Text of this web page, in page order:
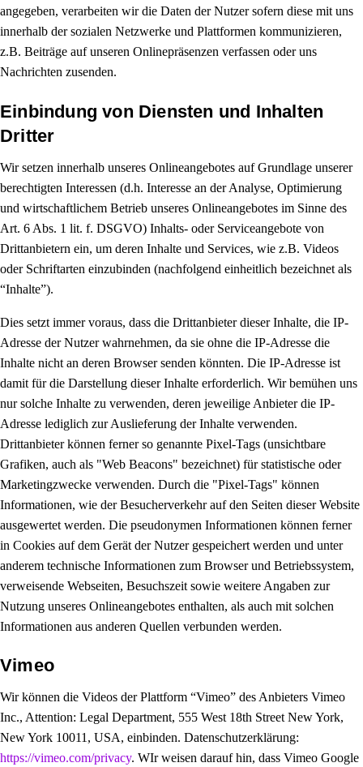
angegeben, verarbeiten wir die Daten der Nutzer sofern diese mit uns
innerhalb der sozialen Netzwerke und Plattformen kommunizieren,
z.B. Beiträge auf unseren Onlinepräsenzen verfassen oder uns
Nachrichten zusenden.
Einbindung von Diensten und Inhalten
Dritter
Wir setzen innerhalb unseres Onlineangebotes auf Grundlage unserer
berechtigten Interessen (d.h. Interesse an der Analyse, Optimierung
und wirtschaftlichem Betrieb unseres Onlineangebotes im Sinne des
Art. 6 Abs. 1 lit. f. DSGVO) Inhalts- oder Serviceangebote von
Drittanbietern ein, um deren Inhalte und Services, wie z.B. Videos
oder Schriftarten einzubinden (nachfolgend einheitlich bezeichnet als
“Inhalte”).
Dies setzt immer voraus, dass die Drittanbieter dieser Inhalte, die IP-
Adresse der Nutzer wahrnehmen, da sie ohne die IP-Adresse die
Inhalte nicht an deren Browser senden könnten. Die IP-Adresse ist
damit für die Darstellung dieser Inhalte erforderlich. Wir bemühen uns
nur solche Inhalte zu verwenden, deren jeweilige Anbieter die IP-
Adresse lediglich zur Auslieferung der Inhalte verwenden.
Drittanbieter können ferner so genannte Pixel-Tags (unsichtbare
Grafiken, auch als "Web Beacons" bezeichnet) für statistische oder
Marketingzwecke verwenden. Durch die "Pixel-Tags" können
Informationen, wie der Besucherverkehr auf den Seiten dieser Website
ausgewertet werden. Die pseudonymen Informationen können ferner
in Cookies auf dem Gerät der Nutzer gespeichert werden und unter
anderem technische Informationen zum Browser und Betriebssystem,
verweisende Webseiten, Besuchszeit sowie weitere Angaben zur
Nutzung unseres Onlineangebotes enthalten, als auch mit solchen
Informationen aus anderen Quellen verbunden werden.
Vimeo
Wir können die Videos der Plattform “Vimeo” des Anbieters Vimeo
Inc., Attention: Legal Department, 555 West 18th Street New York,
New York 10011, USA, einbinden. Datenschutzerklärung:
https://vimeo.com/privacy. WIr weisen darauf hin, dass Vimeo Google